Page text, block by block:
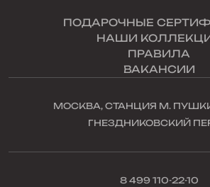
ПОДАРОЧНЫЕ
НАШИ
ПРАВИЛА
ВАКАНСИИ
МОСКВА, СТАНЦИЯ М.
ГНЕЗДНИКОВСКИЙ
8 499 110-22-10